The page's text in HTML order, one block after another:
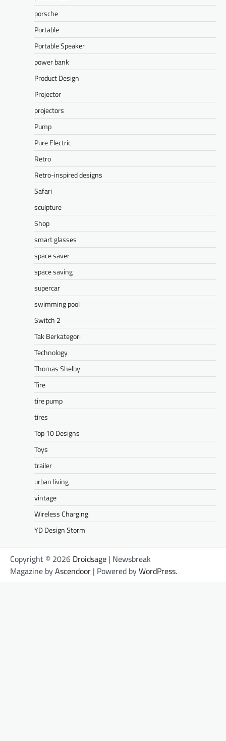
porsche
Portable
Portable Speaker
power bank
Product Design
Projector
projectors
Pump
Pure Electric
Retro
Retro-inspired designs
Safari
sculpture
Shop
smart glasses
space saver
space saving
supercar
swimming pool
Switch 2
Tak Berkategori
Technology
Thomas Shelby
Tire
tire pump
tires
Top 10 Designs
Toys
trailer
urban living
vintage
Wireless Charging
YD Design Storm
Copyright © 2026 Droidsage | Newsbreak
Magazine byAscendoor | Powered byWordPress.